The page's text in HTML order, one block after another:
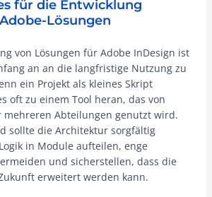
für die Entwicklung
Lösungen
von Lösungen für Adobe InDesign ist
an an die langfristige Nutzung zu
ein Projekt als kleines Skript
oft zu einem Tool heran, das von
mehreren Abteilungen genutzt wird.
sollte die Architektur sorgfältig
in Module aufteilen, enge
und sicherstellen, dass die
erweitert werden kann.